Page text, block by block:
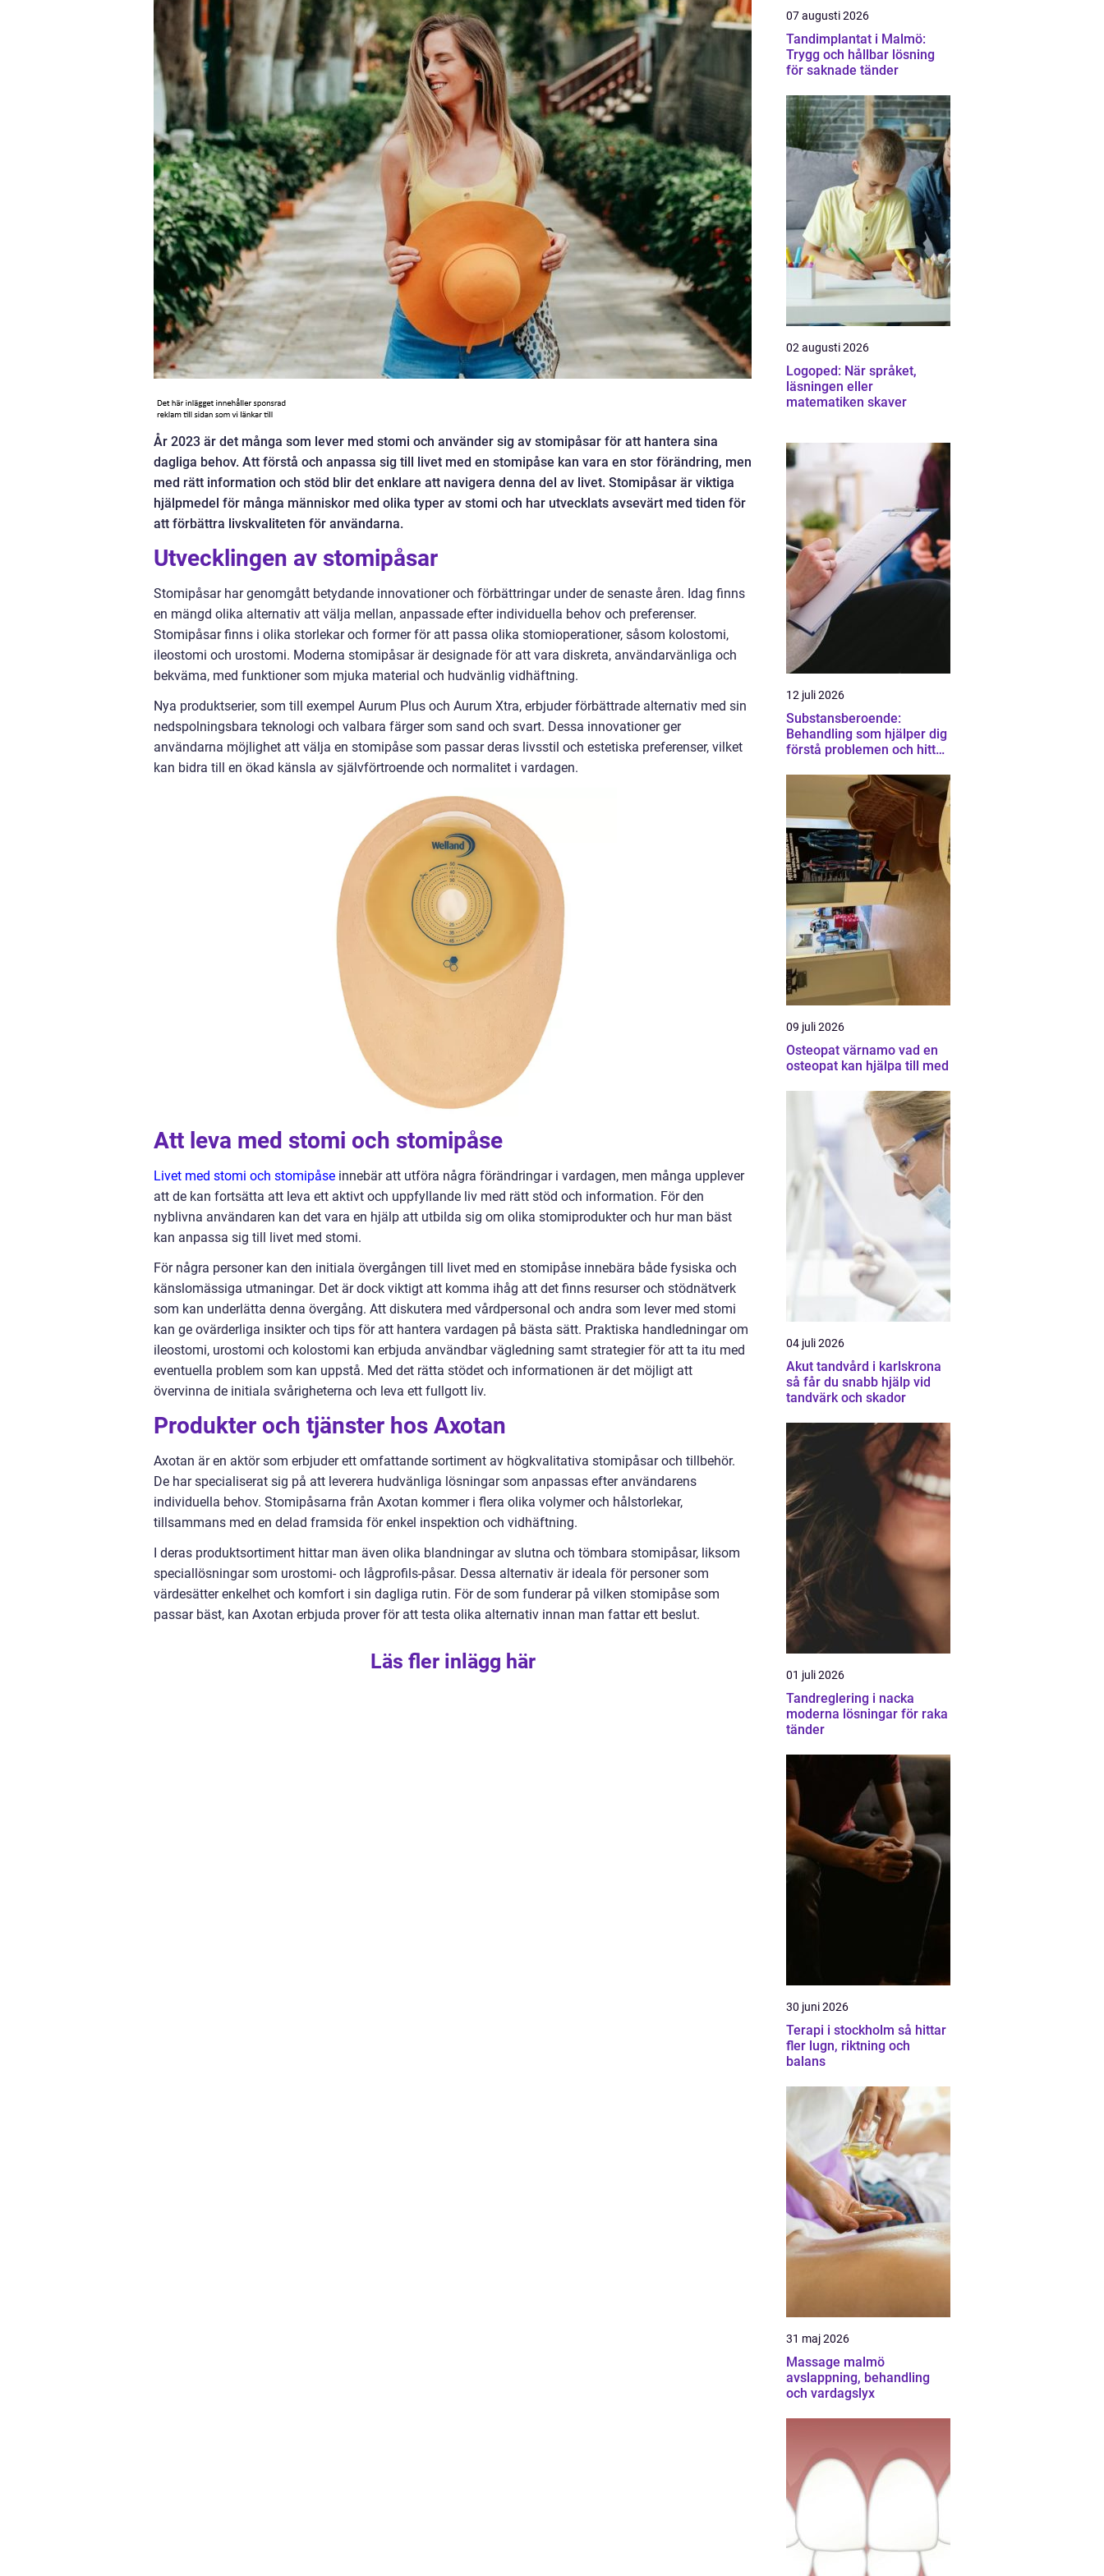
År 2023 är det många som lever med stomi och använder sig av stomipåsar för att hantera sina
dagliga behov. Att förstå och anpassa sig till livet med en stomipåse kan vara en stor förändring, men
med rätt information och stöd blir det enklare att navigera denna del av livet. Stomipåsar är viktiga
hjälpmedel för många människor med olika typer av stomi och har utvecklats avsevärt med tiden för
att förbättra livskvaliteten för användarna.
Utvecklingen av stomipåsar
Stomipåsar har genomgått betydande innovationer och förbättringar under de senaste åren. Idag finns
en mängd olika alternativ att välja mellan, anpassade efter individuella behov och preferenser.
Stomipåsar finns i olika storlekar och former för att passa olika stomioperationer, såsom kolostomi,
ileostomi och urostomi. Moderna stomipåsar är designade för att vara diskreta, användarvänliga och
bekväma, med funktioner som mjuka material och hudvänlig vidhäftning.
Nya produktserier, som till exempel Aurum Plus och Aurum Xtra, erbjuder förbättrade alternativ med sin
nedspolningsbara teknologi och valbara färger som sand och svart. Dessa innovationer ger
användarna möjlighet att välja en stomipåse som passar deras livsstil och estetiska preferenser, vilket
kan bidra till en ökad känsla av självförtroende och normalitet i vardagen.
Att leva med stomi och stomipåse
Livet med stomi och stomipåse innebär att utföra några förändringar i vardagen, men många upplever
att de kan fortsätta att leva ett aktivt och uppfyllande liv med rätt stöd och information. För den
nyblivna användaren kan det vara en hjälp att utbilda sig om olika stomiprodukter och hur man bäst
kan anpassa sig till livet med stomi.
För några personer kan den initiala övergången till livet med en stomipåse innebära både fysiska och
känslomässiga utmaningar. Det är dock viktigt att komma ihåg att det finns resurser och stödnätverk
som kan underlätta denna övergång. Att diskutera med vårdpersonal och andra som lever med stomi
kan ge ovärderliga insikter och tips för att hantera vardagen på bästa sätt. Praktiska handledningar om
ileostomi, urostomi och kolostomi kan erbjuda användbar vägledning samt strategier för att ta itu med
eventuella problem som kan uppstå. Med det rätta stödet och informationen är det möjligt att
övervinna de initiala svårigheterna och leva ett fullgott liv.
Produkter och tjänster hos Axotan
Axotan är en aktör som erbjuder ett omfattande sortiment av högkvalitativa stomipåsar och tillbehör.
De har specialiserat sig på att leverera hudvänliga lösningar som anpassas efter användarens
individuella behov. Stomipåsarna från Axotan kommer i flera olika volymer och hålstorlekar,
tillsammans med en delad framsida för enkel inspektion och vidhäftning.
I deras produktsortiment hittar man även olika blandningar av slutna och tömbara stomipåsar, liksom
speciallösningar som urostomi- och lågprofils-påsar. Dessa alternativ är ideala för personer som
värdesätter enkelhet och komfort i sin dagliga rutin. För de som funderar på vilken stomipåse som
passar bäst, kan Axotan erbjuda prover för att testa olika alternativ innan man fattar ett beslut.
Läs fler inlägg här
07 augusti 2026
Tandimplantat i Malmö:
Trygg och hållbar lösning
för saknade tänder
02 augusti 2026
Logoped: När språket,
läsningen eller
matematiken skaver
12 juli 2026
Substansberoende:
Behandling som hjälper dig
förstå problemen och hitta
09 juli 2026
Osteopat värnamo vad en
osteopat kan hjälpa till med
04 juli 2026
Akut tandvård i karlskrona
så får du snabb hjälp vid
tandvärk och skador
01 juli 2026
Tandreglering i nacka
moderna lösningar för raka
tänder
30 juni 2026
Terapi i stockholm så hittar
fler lugn, riktning och
balans
31 maj 2026
Massage malmö
avslappning, behandling
och vardagslyx